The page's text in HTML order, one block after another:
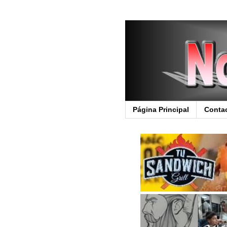
Página Principal